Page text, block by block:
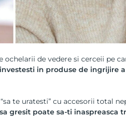
de vedere si cerceii pe
in produse de ingrijire
te uratesti” cu accesorii total
gresit poate sa-ti inaspreasca